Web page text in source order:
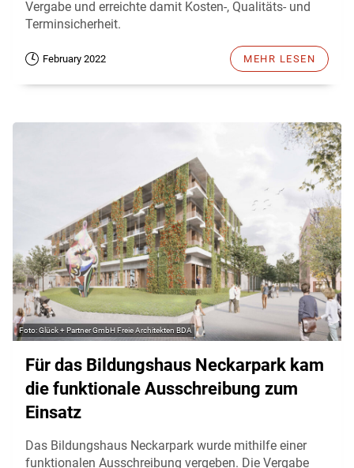
Vergabe und erreichte damit Kosten-, Qualitäts- und
Terminsicherheit.
February 2022 MEHR LESEN
Glück + Partner GmbH Freie Architekten BDA
Für das Bildungshaus Neckarpark kam
die funktionale Ausschreibung zum
Einsatz
Das Bildungshaus Neckarpark wurde mithilfe einer
funktionalen Ausschreibung vergeben. Die Vergabe